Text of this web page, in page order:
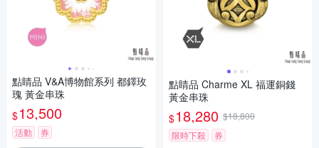
點睛品 V&A博物館系列 都鐸玫
瑰 黃金串珠
$13,500
活動 券
點睛品 Charme XL 福運銅錢
黃金串珠
$18,280 $18,800
限時下殺
券